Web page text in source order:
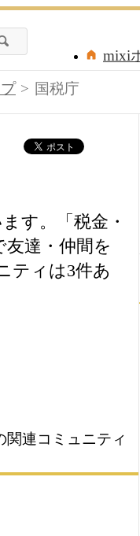
mixi
国税庁
す。「税金・
達・仲間を
ティは3件あ
関連コミュニティ